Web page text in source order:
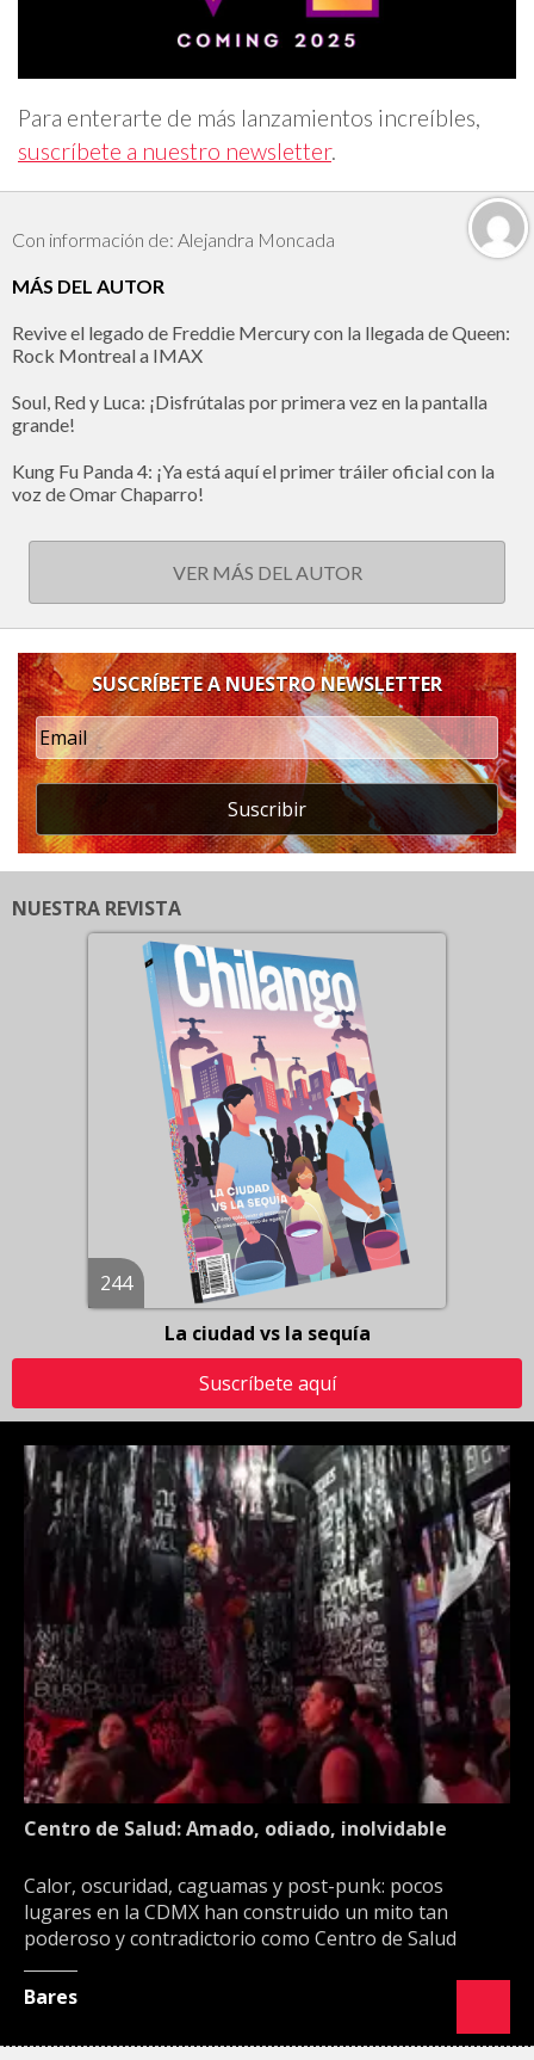
Para enterarte de más lanzamientos increíbles,
suscríbete a nuestro newsletter.
Con información de: Alejandra Moncada
MÁS DEL AUTOR
Revive el legado de Freddie Mercury con la llegada de Queen:
Rock Montreal a IMAX
Soul, Red y Luca: ¡Disfrútalas por primera vez en la pantalla
grande!
Kung Fu Panda 4: ¡Ya está aquí el primer tráiler oficial con la
voz de Omar Chaparro!
VER MÁS DEL AUTOR
SUSCRÍBETE A NUESTRO NEWSLETTER
Suscribir
NUESTRA REVISTA
244
La ciudad vs la sequía
Suscríbete aquí
Centro de Salud: Amado, odiado, inolvidable
Calor, oscuridad, caguamas y post-punk: pocos
lugares en la CDMX han construido un mito tan
poderoso y contradictorio como Centro de Salud
Bares